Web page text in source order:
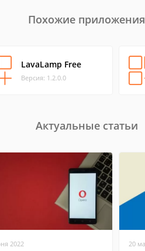
Похожие приложения
LavaLamp Free
Версия: 1.2.0.0
Актуальные статьи
2022 20